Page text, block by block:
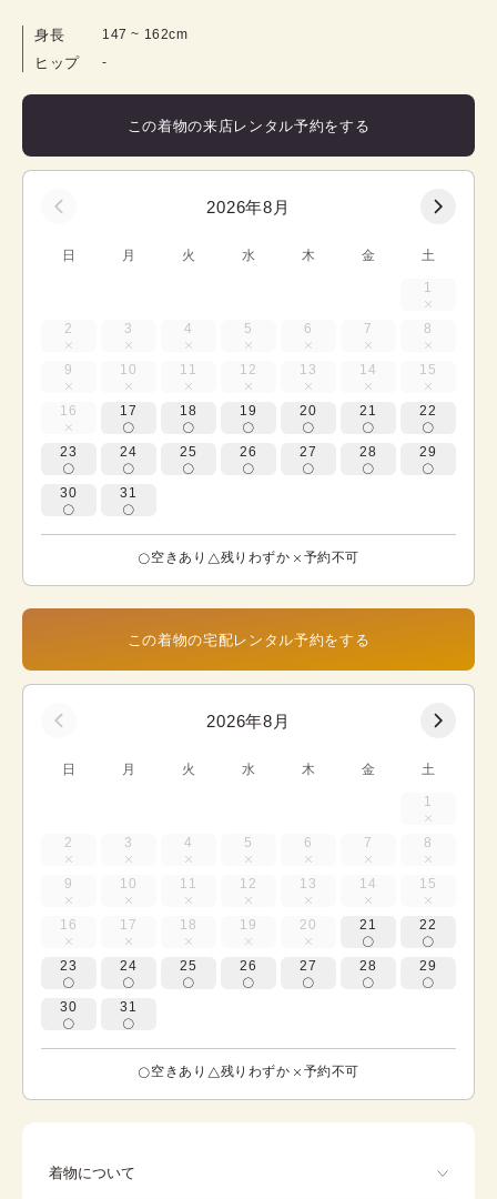
身長 147 ~ 162cm
ヒップ -
この着物の来店レンタル予約をする
2026年8月
日 月 火 水 木 金 土
1
2 3 4 5 6 7 8
9 10 11 12 13 14 15
16 17 18 19 20 21 22
23 24 25 26 27 28 29
30 31
空きあり 残りわずか 予約不可
この着物の宅配レンタル予約をする
2026年8月
日 月 火 水 木 金 土
1
2 3 4 5 6 7 8
9 10 11 12 13 14 15
16 17 18 19 20 21 22
23 24 25 26 27 28 29
30 31
空きあり 残りわずか 予約不可
着物について